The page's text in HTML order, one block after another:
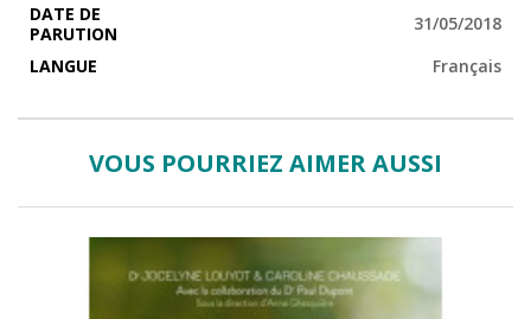
DATE DE
PARUTION
31/05/2018
LANGUE
Français
VOUS POURRIEZ AIMER AUSSI